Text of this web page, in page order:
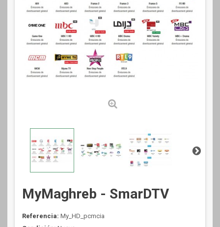
MyMaghreb - SmarDTV
Referencia: My_HD_pcmcia